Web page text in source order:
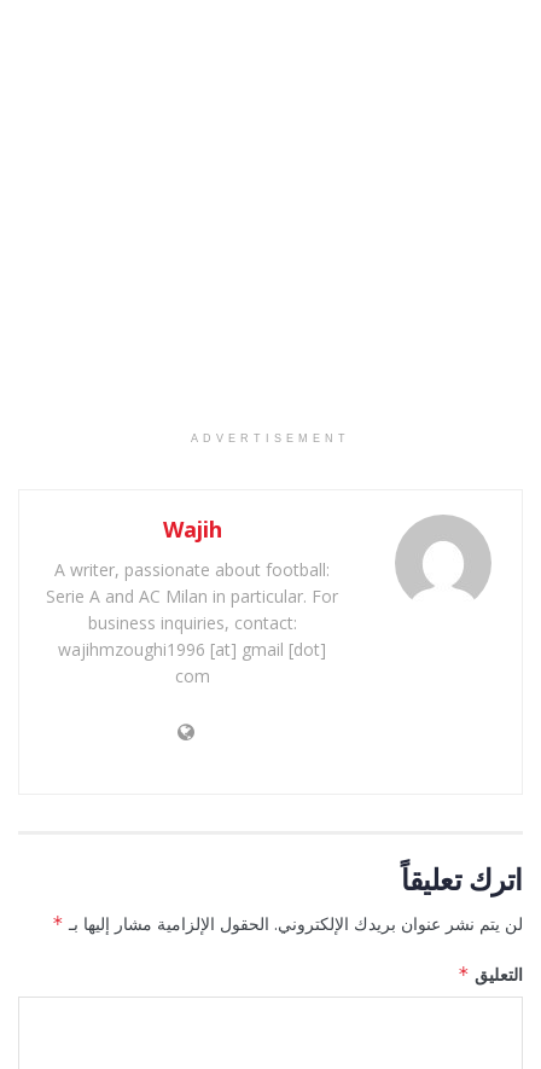
ADVERTISEMENT
Wajih
A writer, passionate about football:
Serie A and AC Milan in particular. For
business inquiries, contact:
wajihmzoughi1996 [at] gmail [dot]
com
اترك تعليقاً
لن يتم نشر عنوان بريدك الإلكتروني. الحقول الإلزامية مشار إليها بـ *
التعليق *